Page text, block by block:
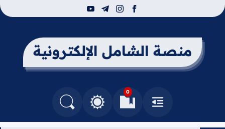
facebook
instagram
telegram
youtube
منصة الشامل الإلكترونية
القائمة
0
العلامات المرجعيةالتغيير بين الوضع النهاري والداكن
البحث في المدونة